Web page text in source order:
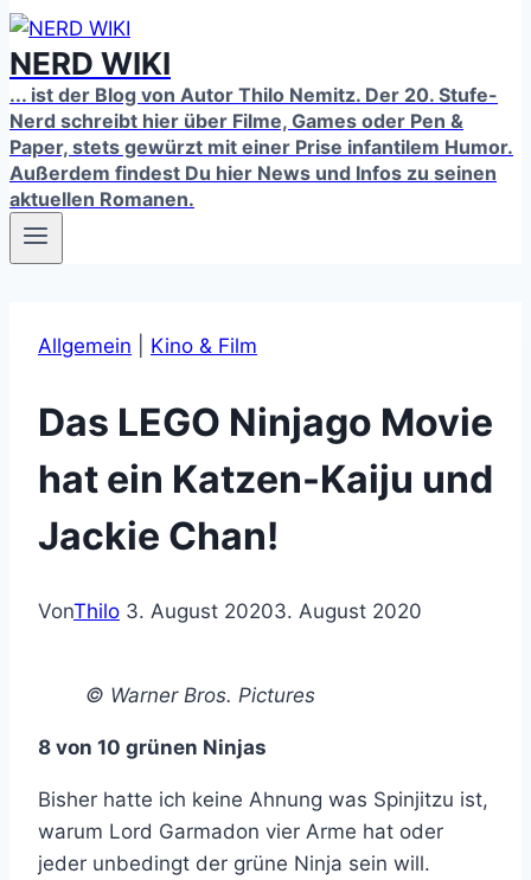
NERD WIKI
... ist der Blog von Autor Thilo Nemitz. Der 20. Stufe-
Nerd schreibt hier über Filme, Games oder Pen &
Paper, stets gewürzt mit einer Prise infantilem Humor.
Außerdem findest Du hier News und Infos zu seinen
aktuellen Romanen.
Allgemein Kino & Film
Das LEGO Ninjago Movie
hat ein Katzen-Kaiju und
Jackie Chan!
VonThilo 3. August 20203. August 2020
© Warner Bros. Pictures
8 von 10 grünen Ninjas
Bisher hatte ich keine Ahnung was Spinjitzu ist,
warum Lord Garmadon vier Arme hat oder
jeder unbedingt der grüne Ninja sein will.